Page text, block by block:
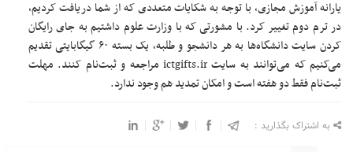
یارانه آموزش مجازی، با توجه به شکایات متعددی که از شما دریافت کردیم،
در ترم دوم تغییر کرد. با مشورتی که با وزارت علوم داشتیم به جای رایگان
کردن سایت دانشگاه‌ها به هر دانشجو و طلبه، یک بسته ۶۰ گیگابایتی تقدیم
می‌کنیم که می‌توانند به سایت ictgifts.ir مراجعه و ثبت‌نام کنند. مهلت
ثبت‌نام فقط دو هفته است و امکان تمدید هم وجود ندارد.
به اشتراک بگذارید :